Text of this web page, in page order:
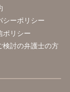
シーポリシー
ポリシー
検討の弁護士の方